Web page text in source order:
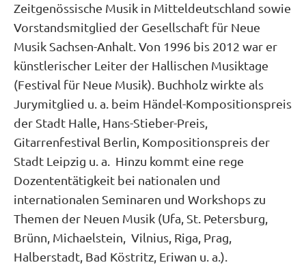
Zeitgenössische Musik in Mitteldeutschland sowie
Vorstandsmitglied der Gesellschaft für Neue
Musik Sachsen-Anhalt. Von 1996 bis 2012 war er
künstlerischer Leiter der Hallischen Musiktage
(Festival für Neue Musik). Buchholz wirkte als
Jurymitglied u. a. beim Händel-Kompositionspreis
der Stadt Halle, Hans-Stieber-Preis,
Gitarrenfestival Berlin, Kompositionspreis der
Stadt Leipzig u. a. Hinzu kommt eine rege
Dozententätigkeit bei nationalen und
internationalen Seminaren und Workshops zu
Themen der Neuen Musik (Ufa, St. Petersburg,
Brünn, Michaelstein, Vilnius, Riga, Prag,
Halberstadt, Bad Köstritz, Eriwan u. a.).